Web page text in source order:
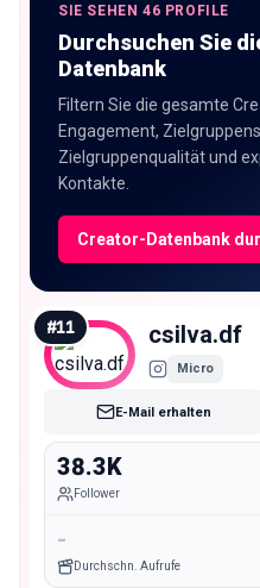
SIE SEHEN 46 PROFILE
Durchsuchen Sie
Datenbank
Filtern Sie die gesamte
Engagement,
Zielgruppenqualität und
Kontakte.
Creator-Datenbank
#11 csilva.df
Micro
E-Mail erhalten
38.3K
Follower
-
Durchschn. Aufrufe